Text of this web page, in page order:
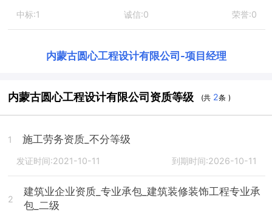
中标:1 诚信:0 荣誉:0
内蒙古圆心工程设计有限公司 -项目经理
内蒙古圆心工程设计有限公司资质等级 (共 2条 )
1 施工劳务资质_不分等级
发证时间:2021-10-11 到期时间:2026-10-11
2
建筑业企业资质_专业承包_建筑装修装饰工程专业承
包_二级